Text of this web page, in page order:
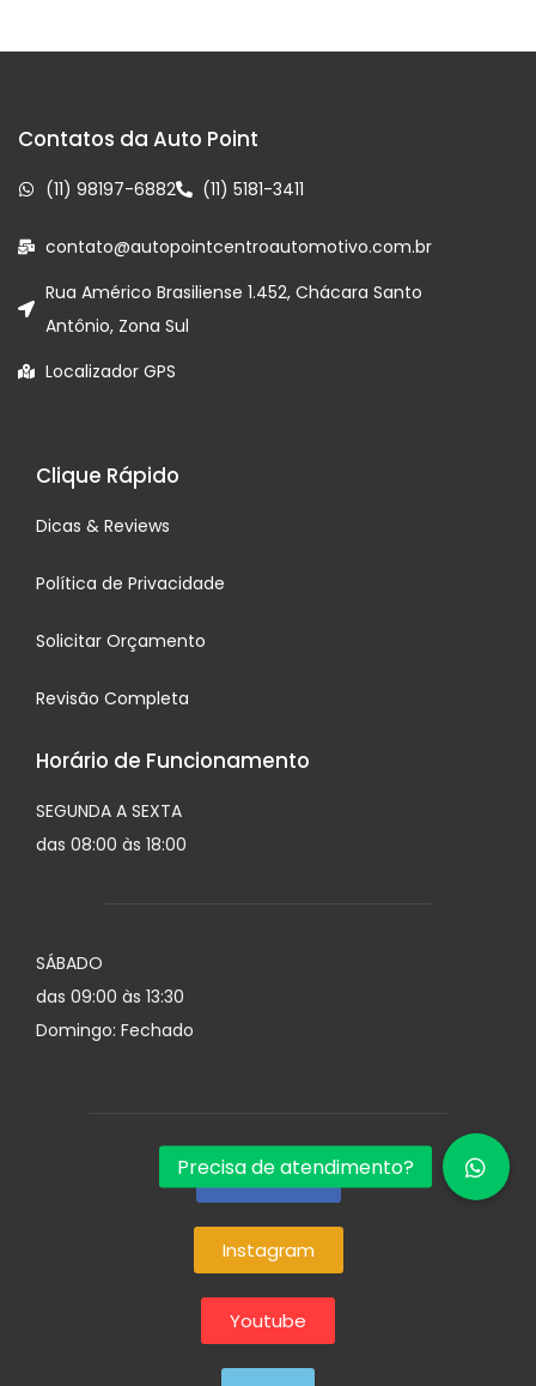
Contatos da Auto Point
(11) 98197-6882 (11) 5181-3411
contato@autopointcentroautomotivo.com.br
Rua Américo Brasiliense 1.452, Chácara Santo
Antônio, Zona Sul
Localizador GPS
Clique Rápido
Dicas & Reviews
Política de Privacidade
Solicitar Orçamento
Revisão Completa
Horário de Funcionamento
SEGUNDA A SEXTA
das 08:00 às 18:00
SÁBADO
das 09:00 às 13:30
Domingo: Fechado
Facebook
Instagram
Youtube